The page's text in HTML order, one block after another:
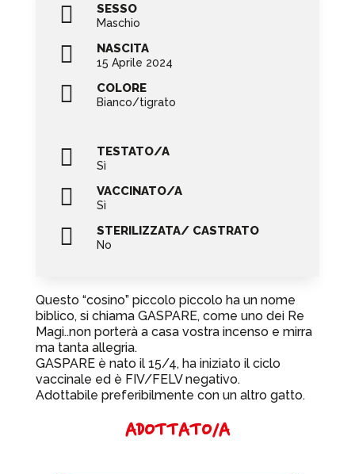
 SESSO
Maschio
 NASCITA
15 Aprile 2024
 COLORE
Bianco/tigrato
 TESTATO/A
Sì
 VACCINATO/A
Sì
 STERILIZZATA/ CASTRATO
No
Questo “cosino” piccolo piccolo ha un nome
biblico, si chiama GASPARE, come uno dei Re
Magi..non porterà a casa vostra incenso e mirra
ma tanta allegria.
GASPARE è nato il 15/4, ha iniziato il ciclo
vaccinale ed è FIV/FELV negativo.
Adottabile preferibilmente con un altro gatto.
ADOTTATO/A